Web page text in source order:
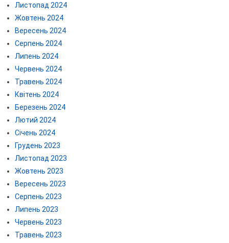
Листопад 2024
Жовтень 2024
Вересень 2024
Серпень 2024
Липень 2024
Червень 2024
Травень 2024
Квітень 2024
Березень 2024
Лютий 2024
Січень 2024
Грудень 2023
Листопад 2023
Жовтень 2023
Вересень 2023
Серпень 2023
Липень 2023
Червень 2023
Травень 2023